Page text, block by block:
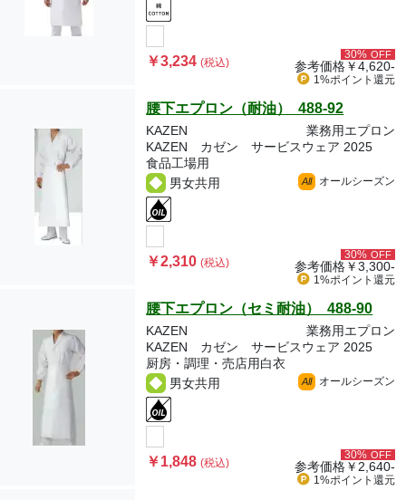
￥3,234(税込)
30% OFF
参考価格￥4,620-
1%ポイント 還元
腰下エプロン（耐油） 488-92
KAZEN
業務用エプロン
KAZEN カゼン サービスウェア 2025
食品工場用
男女共用
All オールシーズン
￥2,310(税込)
30% OFF
参考価格￥3,300-
1%ポイント 還元
腰下エプロン（セミ耐油） 488-90
KAZEN
業務用エプロン
KAZEN カゼン サービスウェア 2025
厨房・調理・売店用白衣
男女共用
All オールシーズン
￥1,848(税込)
30% OFF
参考価格￥2,640-
1%ポイント 還元